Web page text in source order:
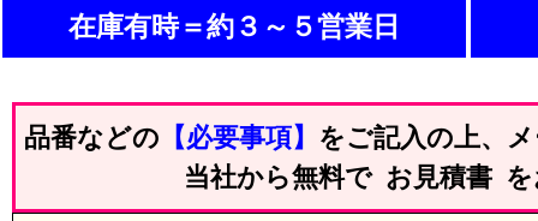
在庫有時＝約３～５営業日
品番などの 【必要事項】 をご記入の上、
当社から無料で お見積書